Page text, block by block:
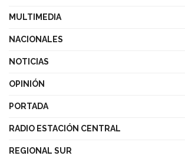
MULTIMEDIA
NACIONALES
NOTICIAS
OPINIÓN
PORTADA
RADIO ESTACIÓN CENTRAL
REGIONAL SUR